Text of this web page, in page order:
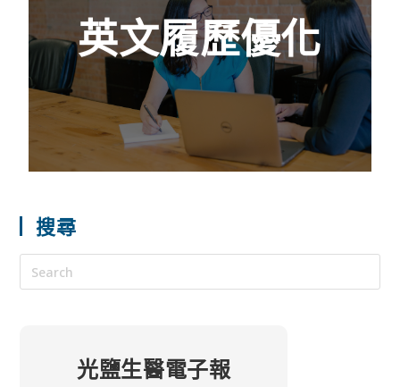
英文履歷優化
面試官對於求職者的第一印象來自於履歷，所
以整體履歷的架構邏輯尤為重要。個人資料的
呈現方式將影響面試官的詢問節奏及重點，也
牽涉到你的預先準備環節。
查看更多
搜尋
光鹽生醫電子報